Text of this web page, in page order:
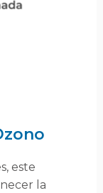
este
la